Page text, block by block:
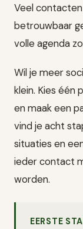
Veel
betrouwbaar
volle agenda
Wil je meer
klein. Kies één
en maak een
vind je acht
situaties en
ieder contact
worden.
EERSTE